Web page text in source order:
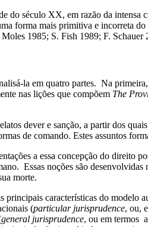
do século XX, em razão da
forma mais primitiva e incorreta
1985; S. Fish 1989; F. Schauer
la em quatro partes. Na
nas lições que compõem The
dever e sanção, a partir dos
de comando. Estes assuntos
a essa concepção do direito
Essas noções são desenvolvidas
morte.
principais características do
(particular jurisprudence, ou,
general jurisprudence, ou em termos